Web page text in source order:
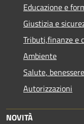
Educazione e
Giustizia e
Tributi,finanze e
Ambiente
Salute,
Autorizzazioni
NOVITÀ